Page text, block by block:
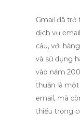
Gmail đã trở
dịch vụ
cầu, với
và sử dụng
vào năm
thuần là
email, mà
thiếu trong